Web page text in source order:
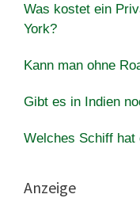
Was kostet ein
York?
Kann man ohne
Gibt es in Indien
Welches Schiff hat
Anzeige